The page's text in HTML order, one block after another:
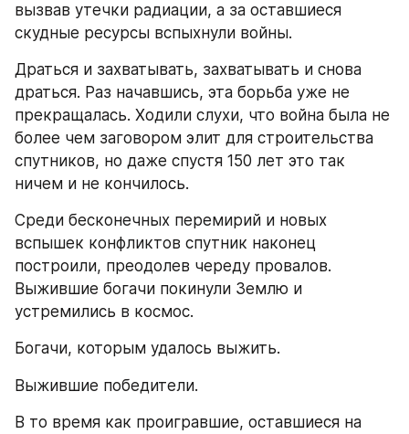
вызвав утечки радиации, а за оставшиеся
скудные ресурсы вспыхнули войны.
Драться и захватывать, захватывать и снова
драться. Раз начавшись, эта борьба уже не
прекращалась. Ходили слухи, что война была не
более чем заговором элит для строительства
спутников, но даже спустя 150 лет это так
ничем и не кончилось.
Среди бесконечных перемирий и новых
вспышек конфликтов спутник наконец
построили, преодолев череду провалов.
Выжившие богачи покинули Землю и
устремились в космос.
Богачи, которым удалось выжить.
Выжившие победители.
В то время как проигравшие, оставшиеся на